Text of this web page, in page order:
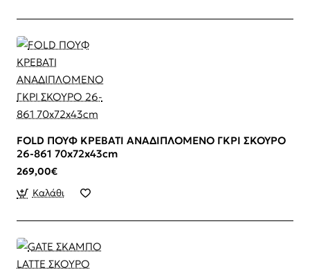
FOLD ΠΟΥΦ ΚΡΕΒΑΤΙ ΑΝΑΔΙΠΛΟΜΕΝΟ ΓΚΡΙ ΣΚΟΥΡΟ
26-861 70x72x43cm
269,00€
Καλάθι